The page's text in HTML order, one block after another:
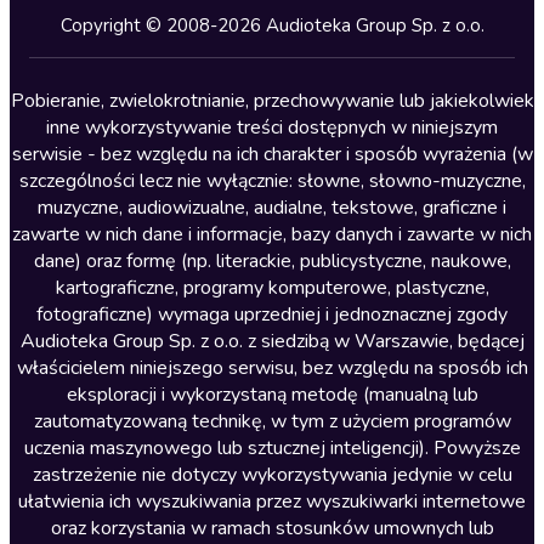
Kryminały
Lektury szkolne
Literatura anglojęzyczna
Literatura faktu
Literatura obyczajowa
Literatura piękna obca
Literatura piękna polska
Nagrania relaksacyjne
Nauka języków
Nauki humanistyczne
Podcasty i audycje
Polityka
Prasa
Copyright © 2008-2026 Audioteka Group Sp. z o.o.
Pobieranie, zwielokrotnianie, przechowywanie lub jakiekolwiek
inne wykorzystywanie treści dostępnych w niniejszym
serwisie - bez względu na ich charakter i sposób wyrażenia (w
szczególności lecz nie wyłącznie: słowne, słowno-muzyczne,
muzyczne, audiowizualne, audialne, tekstowe, graficzne i
zawarte w nich dane i informacje, bazy danych i zawarte w nich
dane) oraz formę (np. literackie, publicystyczne, naukowe,
kartograficzne, programy komputerowe, plastyczne,
fotograficzne) wymaga uprzedniej i jednoznacznej zgody
Audioteka Group Sp. z o.o. z siedzibą w Warszawie, będącej
właścicielem niniejszego serwisu, bez względu na sposób ich
eksploracji i wykorzystaną metodę (manualną lub
zautomatyzowaną technikę, w tym z użyciem programów
uczenia maszynowego lub sztucznej inteligencji). Powyższe
zastrzeżenie nie dotyczy wykorzystywania jedynie w celu
ułatwienia ich wyszukiwania przez wyszukiwarki internetowe
oraz korzystania w ramach stosunków umownych lub